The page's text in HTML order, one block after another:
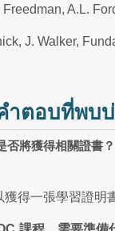
A.L.
J. Walker,
ำตอบที่พบ
否將獲得相關證書？
得一張學習證明